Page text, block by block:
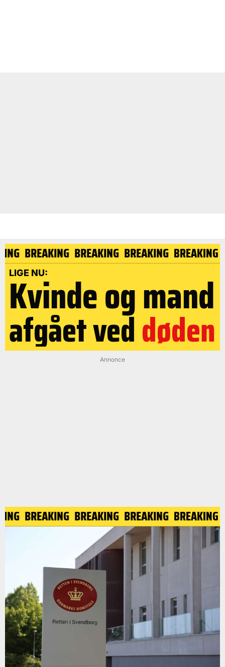
BREAKING BREAKING BREAKING BREAKING
LIGE NU:
Kvinde og mand
afgået veddøden
Annonce
BREAKING BREAKING BREAKING BREAKING